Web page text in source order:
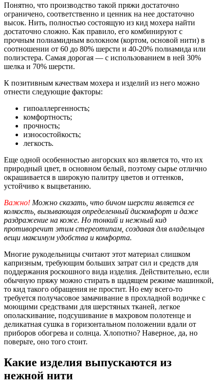
Понятно, что производство такой пряжи достаточно
ограничено, соответственно и ценник на нее достаточно
высок. Нить, полностью состоящую из кид мохера найти
достаточно сложно. Как правило, его комбинируют с
прочным полиамидным волокном (кортом, основой нити) в
соотношении от 60 до 80% шерсти и 40-20% полиамида или
полиэстера. Самая дорогая — с использованием в ней 30%
шелка и 70% шерсти.
К позитивным качествам мохера и изделий из него можно
отнести следующие факторы:
гипоаллергенность;
комфортность;
прочность;
износостойкость;
легкость.
Еще одной особенностью ангорских коз является то, что их
природный цвет, в основном белый, поэтому сырье отлично
окрашивается в широкую палитру цветов и оттенков,
устойчиво к выцветанию.
Важно! Можно сказать, что бичом шерсти является ее
колкость, вызывающая определенный дискомфорт и даже
раздражение на коже. Но тонкий и нежный кид
противоречит этим стереотипам, создавая для владельцев
вещи максимум удобства и комфорта.
Многие рукодельницы считают этот материал слишком
капризным, требующим больших затрат сил и средств для
поддержания роскошного вида изделия. Действительно, если
обычную пряжу можно стирать в щадящем режиме машинкой,
то кид такого обращения не простит. Но ему всего-то
требуется получасовое замачивание в прохладной водичке с
моющими средствами для шерстяных тканей, легкое
ополаскивание, подсушивание в махровом полотенце и
деликатная сушка в горизонтальном положении вдали от
приборов обогрева и солнца. Хлопотно? Наверное, да, но
поверьте, оно того стоит.
Какие изделия выпускаются из
нежной нити